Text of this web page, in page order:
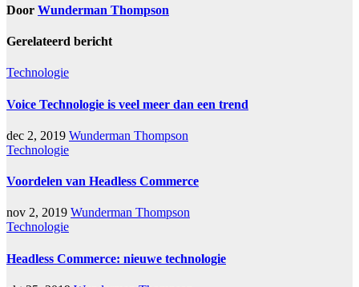
Door Wunderman Thompson
Gerelateerd bericht
Technologie
Voice Technologie is veel meer dan een trend
dec 2, 2019 Wunderman Thompson
Technologie
Voordelen van Headless Commerce
nov 2, 2019 Wunderman Thompson
Technologie
Headless Commerce: nieuwe technologie